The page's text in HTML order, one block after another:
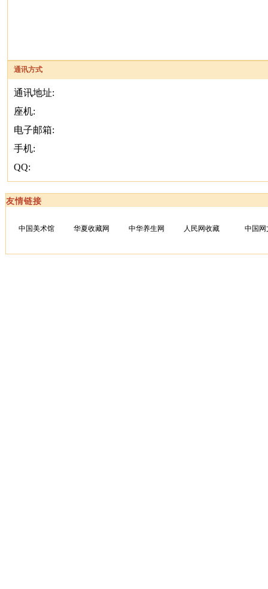
通讯方式
通讯地址:
座机:
电子邮箱:
手机:
QQ:
友情链接
中国美术馆 华夏收藏网 中华养生网 人民网收藏 中国网